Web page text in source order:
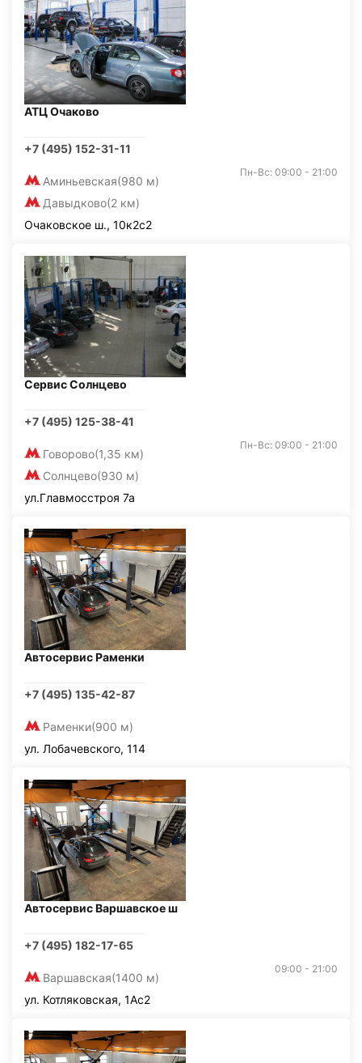
АТЦ Очаково
+7 (495) 152-31-11
Аминьевская(980 м)
Давыдково(2 км)
Пн-Вс: 09:00 - 21:00
Очаковское ш., 10к2с2
Сервис Солнцево
+7 (495) 125-38-41
Говорово(1,35 км)
Солнцево(930 м)
Пн-Вс: 09:00 - 21:00
ул.Главмосстроя 7а
Автосервис Раменки
+7 (495) 135-42-87
Раменки(900 м)
ул. Лобачевского, 114
Автосервис Варшавское ш
+7 (495) 182-17-65
Варшавская(1400 м)
09:00 - 21:00
ул. Котляковская, 1Ас2